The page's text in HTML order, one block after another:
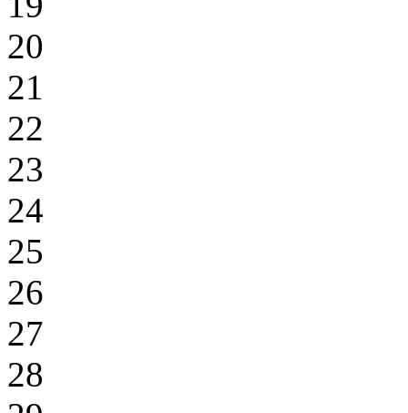
20
21
22
23
24
25
26
27
28